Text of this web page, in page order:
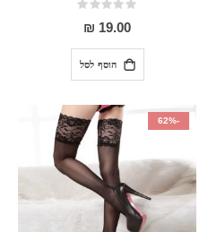
Rating:
0%
19.00 ₪
הוסף לסל
-62%